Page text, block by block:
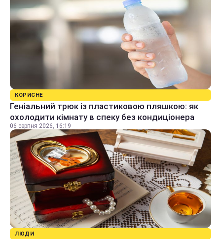
КОРИСНЕ
Геніальний трюк із пластиковою пляшкою: як
охолодити кімнату в спеку без кондиціонера
06 серпня 2026, 16:19
ЛЮДИ